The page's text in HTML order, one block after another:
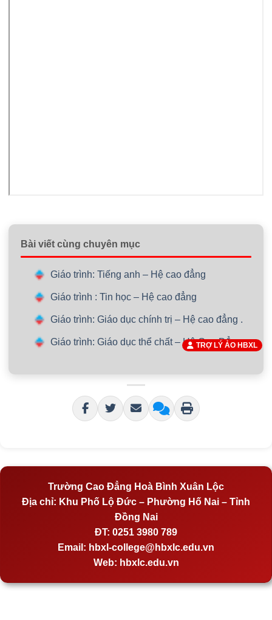
Bài viết cùng chuyên mục
Giáo trình: Tiếng anh – Hệ cao đẳng
Giáo trình : Tin học – Hệ cao đẳng
Giáo trình: Giáo dục chính trị – Hệ cao đẳng .
Giáo trình: Giáo dục thể chất – Hệ Cao Đẳng
Trường Cao Đẳng Hoà Bình Xuân Lộc
Địa chỉ: Khu Phố Lộ Đức – Phường Hố Nai – Tỉnh
Đồng Nai
ĐT: 0251 3980 789
Email: hbxl-college@hbxlc.edu.vn
Web: hbxlc.edu.vn
TRỢ LÝ ẢO HBXL